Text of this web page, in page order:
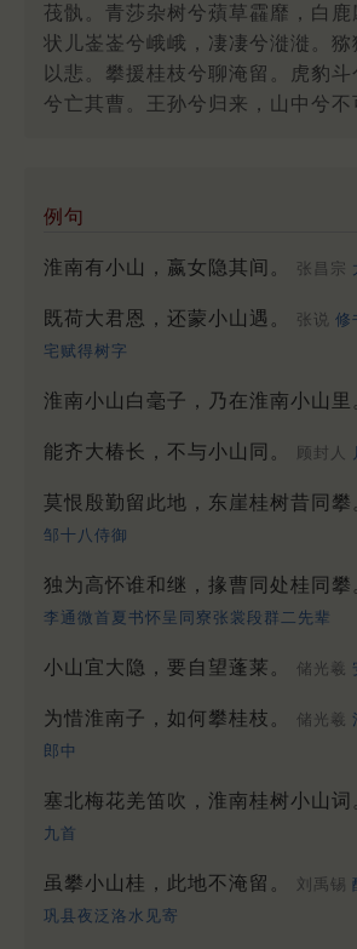
茷骫。青莎杂树兮薠草靃靡，白鹿
状儿崟崟兮峨峨，凄凄兮漇漇。
以悲。攀援桂枝兮聊淹留。虎豹
兮亡其曹。王孙兮归来，山中兮不
例句
淮南有小山，嬴女隐其间。 张昌宗
既荷大君恩，还蒙小山遇。 张说 修
宅赋得树字
淮南小山白毫子，乃在淮南小山里
能齐大椿长，不与小山同。 顾封人
莫恨殷勤留此地，东崖桂树昔同攀
邹十八侍御
独为高怀谁和继，掾曹同处桂同攀
李通微首夏书怀呈同寮张裳段群二先辈
小山宜大隐，要自望蓬莱。 储光羲
为惜淮南子，如何攀桂枝。 储光羲
郎中
塞北梅花羌笛吹，淮南桂树小山词
九首
虽攀小山桂，此地不淹留。 刘禹锡
巩县夜泛洛水见寄